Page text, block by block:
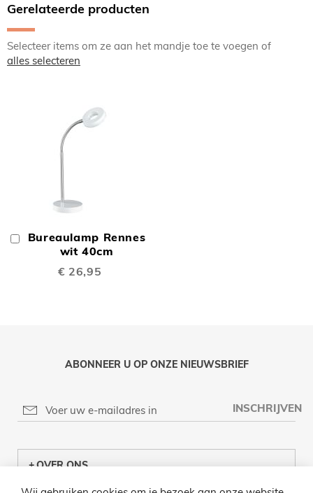
Gerelateerde producten
Selecteer items om ze aan het mandje toe te voegen of
alles selecteren
Bureaulamp Rennes
wit 40cm
€ 26,95
In
Winkelwagen
ABONNEER U OP ONZE NIEUWSBRIEF
INSCHRIJVEN
OVER ONS